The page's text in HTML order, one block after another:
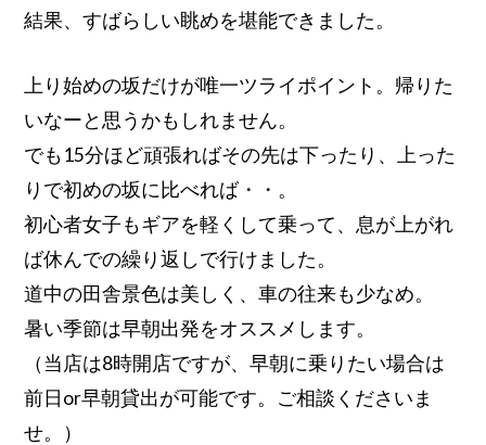
結果、すばらしい眺めを堪能できました。
上り始めの坂だけが唯一ツライポイント。帰りた
いなーと思うかもしれません。
でも15分ほど頑張ればその先は下ったり、上った
りで初めの坂に比べれば・・。
初心者女子もギアを軽くして乗って、息が上がれ
ば休んでの繰り返しで行けました。
道中の田舎景色は美しく、車の往来も少なめ。
暑い季節は早朝出発をオススメします。
（当店は8時開店ですが、早朝に乗りたい場合は
前日or早朝貸出が可能です。ご相談くださいま
せ。）